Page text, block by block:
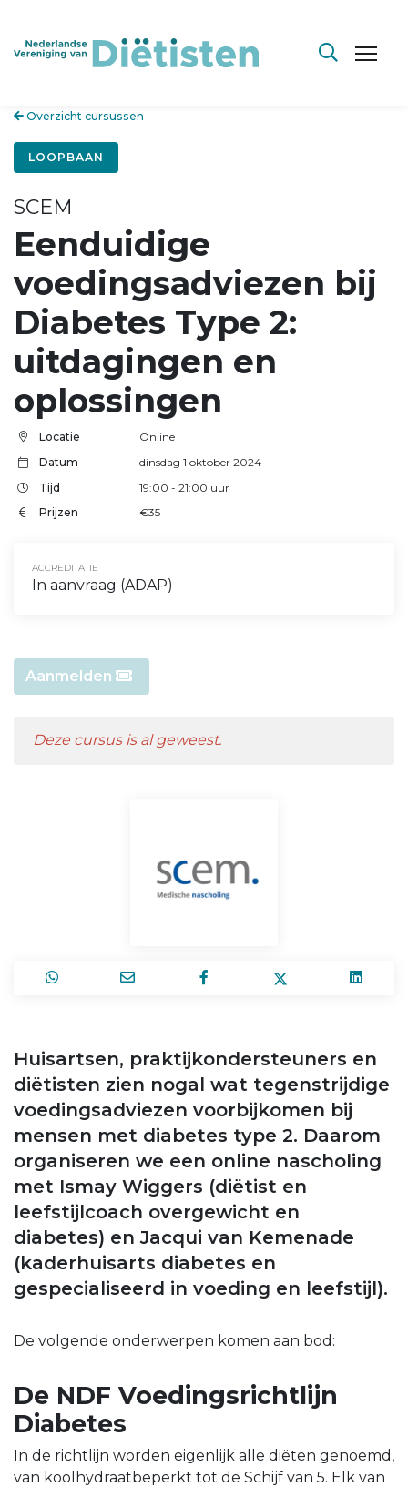
Overzicht cursussen
LOOPBAAN
SCEM
Eenduidige
voedingsadviezen bij
Diabetes Type 2:
uitdagingen en
oplossingen
Locatie
Online
Datum
dinsdag 1 oktober 2024
Tijd
19:00 - 21:00 uur
Prijzen
€35
ACCREDITATIE
In aanvraag (ADAP)
Aanmelden
Deze cursus is al geweest.
Huisartsen, praktijkondersteuners en
diëtisten zien nogal wat tegenstrijdige
voedingsadviezen voorbijkomen bij
mensen met diabetes type 2. Daarom
organiseren we een online nascholing
met Ismay Wiggers (diëtist en
leefstijlcoach overgewicht en
diabetes) en Jacqui van Kemenade
(kaderhuisarts diabetes en
gespecialiseerd in voeding en leefstijl).
De volgende onderwerpen komen aan bod:
De NDF Voedingsrichtlijn
Diabetes
In de richtlijn worden eigenlijk alle diëten genoemd,
van koolhydraatbeperkt tot de Schijf van 5. Elk van